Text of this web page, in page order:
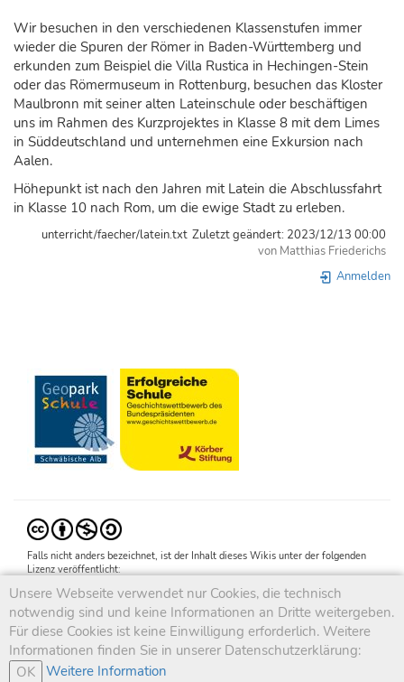
Wir besuchen in den verschiedenen Klassenstufen immer
wieder die Spuren der Römer in Baden-Württemberg und
erkunden zum Beispiel die Villa Rustica in Hechingen-Stein
oder das Römermuseum in Rottenburg, besuchen das Kloster
Maulbronn mit seiner alten Lateinschule oder beschäftigen
uns im Rahmen des Kurzprojektes in Klasse 8 mit dem Limes
in Süddeutschland und unternehmen eine Exkursion nach
Aalen.
Höhepunkt ist nach den Jahren mit Latein die Abschlussfahrt
in Klasse 10 nach Rom, um die ewige Stadt zu erleben.
Unsere Webseite verwendet nur Cookies, die technisch
notwendig sind und keine Informationen an Dritte weitergeben.
Für diese Cookies ist keine Einwilligung erforderlich. Weitere
Informationen finden Sie in unserer Datenschutzerklärung:
OK Weitere Information
unterricht/faecher/latein.txt Zuletzt geändert: 2023/12/13 00:00
von Matthias Friederichs
Anmelden
Falls nicht anders bezeichnet, ist der Inhalt dieses Wikis unter der folgenden
Lizenz veröffentlicht: